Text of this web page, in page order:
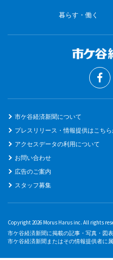
暮らす・働く
市ケ谷経済新聞について
プレスリリース・情報提供はこちら
アクセスデータの利用について
お問い合わせ
広告のご案内
スタッフ募集
Copyright 2026 Morus Harus inc. All rights
市ケ谷経済新聞に掲載の記事・写真・図
市ケ谷経済新聞またはその情報提供者に属